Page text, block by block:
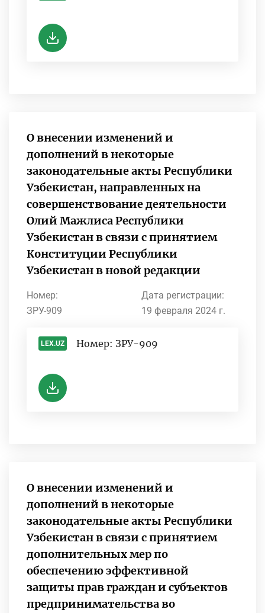
О внесении изменений и
дополнений в некоторые
законодательные акты Республики
Узбекистан, направленных на
совершенствование деятельности
Олий Мажлиса Республики
Узбекистан в связи с принятием
Конституции Республики
Узбекистан в новой редакции
Номер:
ЗРУ-909
Дата регистрации:
19 февраля 2024 г.
LEX.UZ Номер: ЗРУ-909
О внесении изменений и
дополнений в некоторые
законодательные акты Республики
Узбекистан в связи с принятием
дополнительных мер по
обеспечению эффективной
защиты прав граждан и субъектов
предпринимательства во